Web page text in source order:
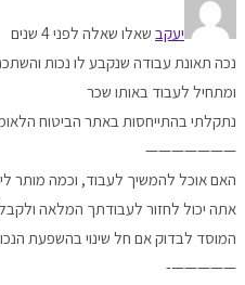
יעקב שאלו שאלה לפני 4 שנים
נכה תאונת עבודה שנקבע לו נכות והשתכר 11000 ברוטו בזמן
ומתחיל לעבוד באותו שכר
נתקלתי בהתייחסות באתר הביטוח
———————
האם אוכל להמשיך לעבוד, וכמה מותר
המוסד לבדוק אם חל שינוי בהשפעת
—————-